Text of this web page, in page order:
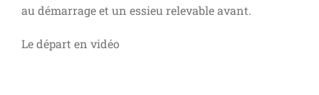
au démarrage et un essieu relevable avant.
Le départ en vidéo